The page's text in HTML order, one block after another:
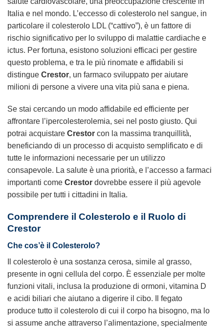
Italia e nel mondo. L’eccesso di colesterolo nel sangue, in
particolare il colesterolo LDL (“cattivo”), è un fattore di
rischio significativo per lo sviluppo di malattie cardiache e
ictus. Per fortuna, esistono soluzioni efficaci per gestire
questo problema, e tra le più rinomate e affidabili si
distingue Crestor, un farmaco sviluppato per aiutare
milioni di persone a vivere una vita più sana e piena.
Se stai cercando un modo affidabile ed efficiente per
affrontare l’ipercolesterolemia, sei nel posto giusto. Qui
potrai acquistare Crestor con la massima tranquillità,
beneficiando di un processo di acquisto semplificato e di
tutte le informazioni necessarie per un utilizzo
consapevole. La salute è una priorità, e l’accesso a farmaci
importanti come Crestor dovrebbe essere il più agevole
possibile per tutti i cittadini in Italia.
Comprendere il Colesterolo e il Ruolo di
Crestor
Che cos’è il Colesterolo?
Il colesterolo è una sostanza cerosa, simile al grasso,
presente in ogni cellula del corpo. È essenziale per molte
funzioni vitali, inclusa la produzione di ormoni, vitamina D
e acidi biliari che aiutano a digerire il cibo. Il fegato
produce tutto il colesterolo di cui il corpo ha bisogno, ma lo
si assume anche attraverso l’alimentazione, specialmente